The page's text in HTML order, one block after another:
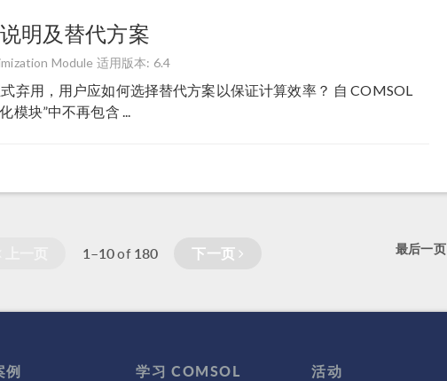
明及替代方案
Module 适用版本: 6.4
弃用，用户应如何选择替代方案以保证计算效率？ 自 COMSOL
模块”中不再包含 ...
1–10of 180 下一页 最后一页
例 学习 COMSOL 活动